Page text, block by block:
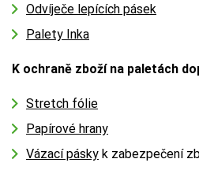
Odvíječe lepících pásek
Palety Inka
K ochraně zboží na paletách
Stretch fólie
Papírové hrany
Vázací pásky k zabezpečení